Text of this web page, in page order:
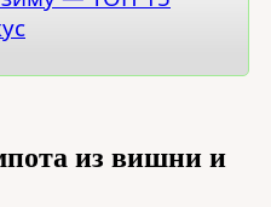
из вишни и